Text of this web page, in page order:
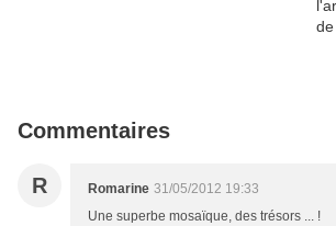
Commentaires
R Romarine 31/05/2012 19:33
Une superbe mosaïque, des trésors ... !